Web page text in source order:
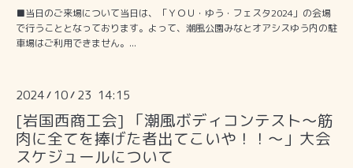
■当日のご来場について当日は、「ＹＯＵ・ゆう・フェスタ2024」の会場
で行うこととなっております。よって、潮風公園みなとオアシスゆう内の駐
車場はご利用できません。...
2024/ 10/ 23 14:15
[岩国西商工会] 「潮風ボディコンテスト～筋
肉に全てを捧げた者出てこいや！！～」大会
スケジュールについて